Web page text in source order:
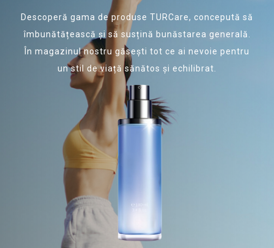
Descoperă gama de produse TURCare, concepută să
îmbunătățească și să susțină bunăstarea generală.
În magazinul nostru găsești tot ce ai nevoie pentru
un stil de viață sănătos și echilibrat.